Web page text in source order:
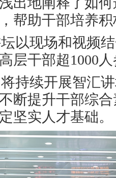
帮助干部培养
以现场和视频
层干部超1000
持续开展智汇
断提升干部综
坚实人才基础。